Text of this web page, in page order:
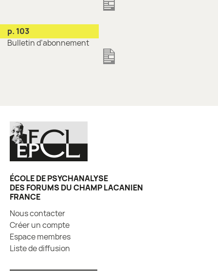
p. 103
Bulletin d’abonnement
ÉCOLE DE PSYCHANALYSE
DES FORUMS DU CHAMP LACANIEN
FRANCE
Nous contacter
Créer un compte
Espace membres
Liste de diffusion